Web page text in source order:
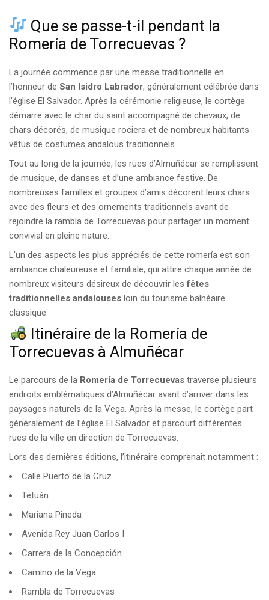
Que se passe-t-il pendant la
Romería de Torrecuevas ?
La journée commence par une messe traditionnelle en
l’honneur de San Isidro Labrador, généralement célébrée dans
l’église El Salvador. Après la cérémonie religieuse, le cortège
démarre avec le char du saint accompagné de chevaux, de
chars décorés, de musique rociera et de nombreux habitants
vêtus de costumes andalous traditionnels.
Tout au long de la journée, les rues d’Almuñécar se remplissent
de musique, de danses et d’une ambiance festive. De
nombreuses familles et groupes d’amis décorent leurs chars
avec des fleurs et des ornements traditionnels avant de
rejoindre la rambla de Torrecuevas pour partager un moment
convivial en pleine nature.
L’un des aspects les plus appréciés de cette romería est son
ambiance chaleureuse et familiale, qui attire chaque année de
nombreux visiteurs désireux de découvrir lesfêtes
traditionnelles andalouses loin du tourisme balnéaire
classique.
Itinéraire de la Romería de
Torrecuevas à Almuñécar
Le parcours de la Romería de Torrecuevas traverse plusieurs
endroits emblématiques d’Almuñécar avant d’arriver dans les
paysages naturels de la Vega. Après la messe, le cortège part
généralement de l’église El Salvador et parcourt différentes
rues de la ville en direction de Torrecuevas.
Lors des dernières éditions, l’itinéraire comprenait notamment :
Calle Puerto de la Cruz
Tetuán
Mariana Pineda
Avenida Rey Juan Carlos I
Carrera de la Concepción
Camino de la Vega
Rambla de Torrecuevas